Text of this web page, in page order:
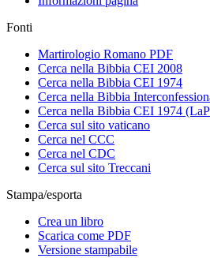
Fonti
Martirologio Romano PDF
Cerca nella Bibbia CEI 2008
Cerca nella Bibbia CEI 1974
Cerca nella Bibbia
Cerca nella Bibbia CEI 1974
Cerca sul sito vaticano
Cerca nel CCC
Cerca nel CDC
Cerca sul sito Treccani
Stampa/esporta
Crea un libro
Scarica come PDF
Versione stampabile